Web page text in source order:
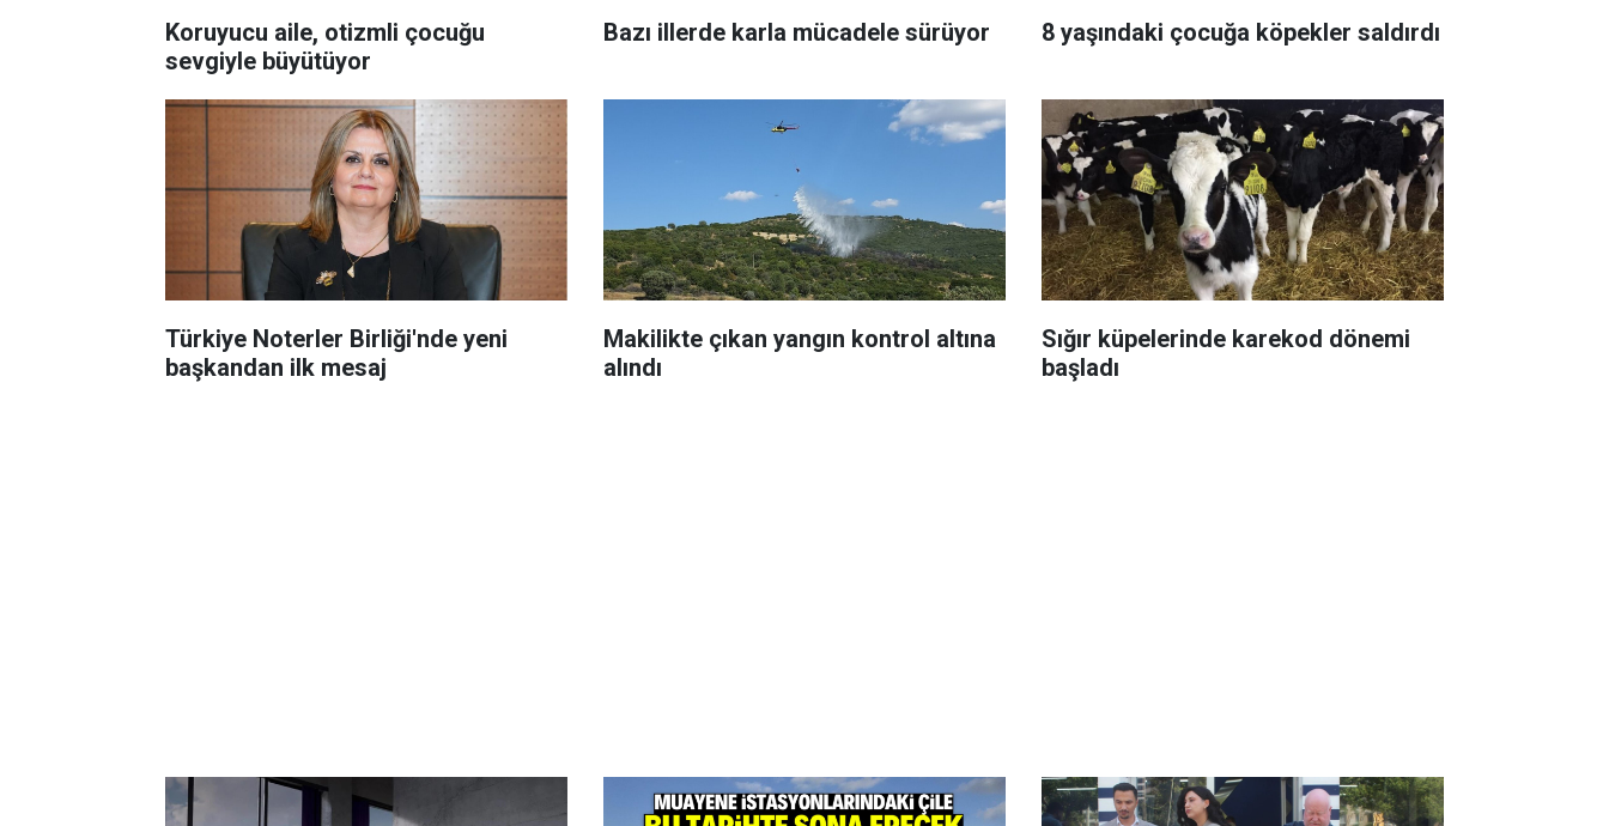
Koruyucu aile, otizmli çocuğu
sevgiyle büyütüyor
Bazı illerde karla mücadele sürüyor 8 yaşındaki çocuğa köpekler saldırdı
Türkiye Noterler Birliği'nde yeni
başkandan ilk mesaj
Makilikte çıkan yangın kontrol altına
alındı
Sığır küpelerinde karekod dönemi
başladı